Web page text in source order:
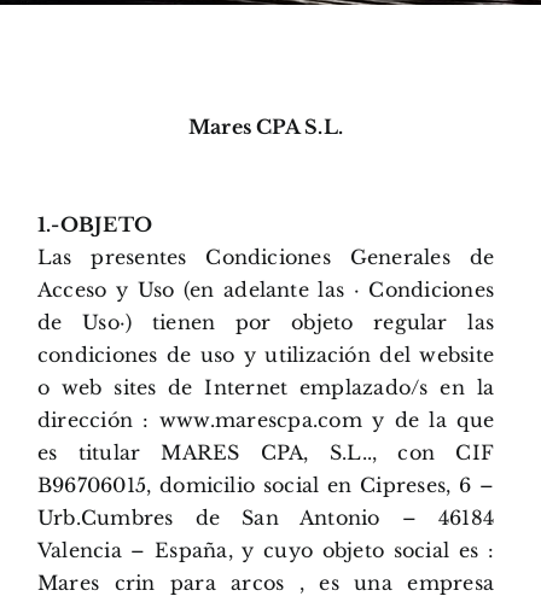
Mares CPA S.L.
1.-OBJETO
Las presentes Condiciones Generales de
Acceso y Uso (en adelante las · Condiciones
de Uso·) tienen por objeto regular las
condiciones de uso y utilización del website
o web sites de Internet emplazado/s en la
dirección : www.marescpa.com y de la que
es titular MARES CPA, S.L.., con CIF
B96706015, domicilio social en Cipreses, 6 –
Urb.Cumbres de San Antonio – 46184
Valencia – España, y cuyo objeto social es :
Mares crin para arcos , es una empresa